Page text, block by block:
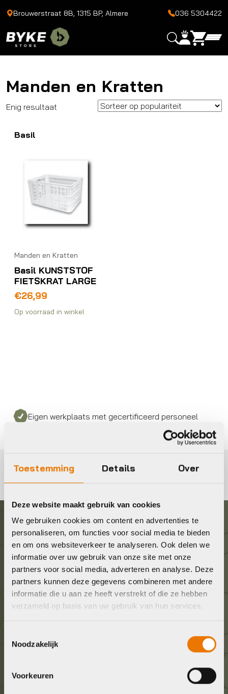
Toestemming Details Over
Deze website maakt gebruik van cookies
We gebruiken cookies om content en advertenties te
personaliseren, om functies voor social media te bieden
en om ons websiteverkeer te analyseren. Ook delen we
informatie over uw gebruik van onze site met onze
partners voor social media, adverteren en analyse. Deze
partners kunnen deze gegevens combineren met andere
informatie die u aan ze heeft verstrekt of die ze hebben
verzameld op basis van uw gebruik van hun services.
Noodzakelijk
Voorkeuren
Brouwerstraat 8B, 1315 BP, Almere 036 5304422
Manden en Kratten
Enig resultaat
Basil
Manden en Kratten
Basil KUNSTSTOF
FIETSKRAT LARGE
€26,99
Op voorraad in winkel
Eigen werkplaats met gecertificeerd personeel
Graag in contact komen?
Wij staan voor je klaar! Neem contact op via de
onderstaande gegevens.
Stuur ons een e-mail
Geef ons een belletje